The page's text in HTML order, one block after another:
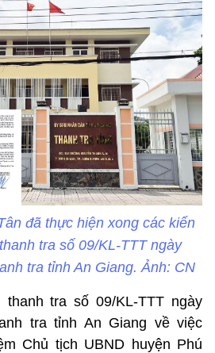
đã thực hiện xong các kiến
tra số 09/KL-TTT ngày
tra tỉnh An Giang. Ảnh: CN
tra số 09/KL-TTT ngày
tra tỉnh An Giang về việc
Chủ tịch UBND huyện Phú